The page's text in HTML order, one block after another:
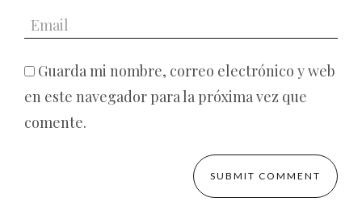
Guarda mi nombre, correo electrónico y web
en este navegador para la próxima vez que
comente.